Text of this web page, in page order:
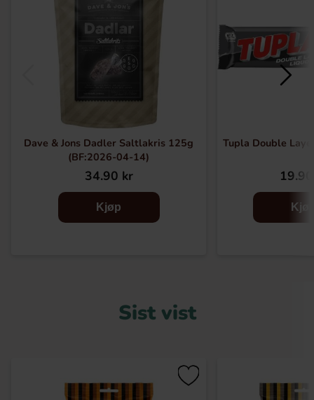
Dave & Jons Dadler Saltlakris 125g
(BF:2026-04-14)
34.90 kr
Kjøp
Tupla Double
Sist vist